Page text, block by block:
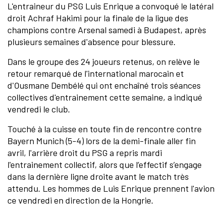
L'entraineur du PSG Luis Enrique a convoqué le latéral
droit Achraf Hakimi pour la finale de la ligue des
champions contre Arsenal samedi à Budapest, après
plusieurs semaines d'absence pour blessure.
Dans le groupe des 24 joueurs retenus, on relève le
retour remarqué de l'international marocain et
d'Ousmane Dembélé qui ont enchaîné trois séances
collectives d'entrainement cette semaine, a indiqué
vendredi le club.
Touché à la cuisse en toute fin de rencontre contre
Bayern Munich (5-4) lors de la demi-finale aller fin
avril, l'arrière droit du PSG a repris mardi
l'entrainement collectif, alors que l’effectif s’engage
dans la dernière ligne droite avant le match très
attendu. Les hommes de Luis Enrique prennent l'avion
ce vendredi en direction de la Hongrie.